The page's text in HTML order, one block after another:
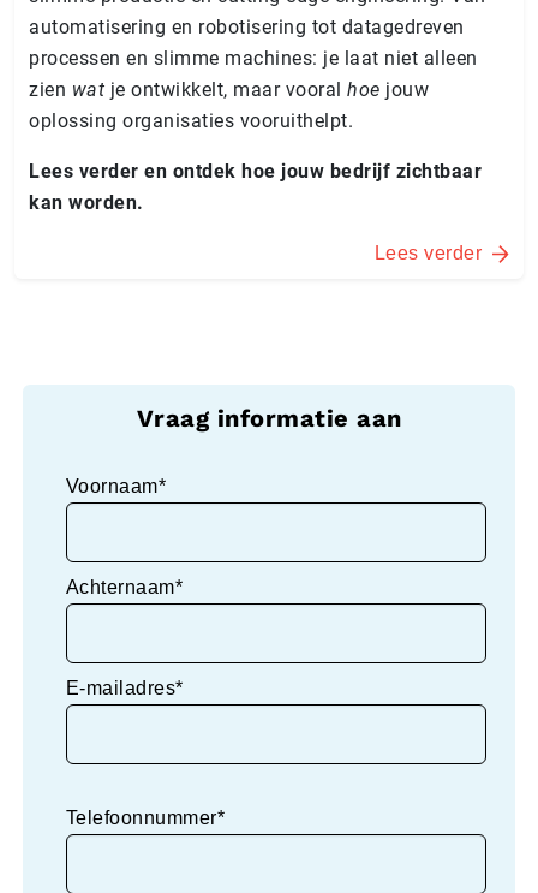
automatisering en robotisering tot datagedreven
processen en slimme machines: je laat niet alleen
zien wat je ontwikkelt, maar vooral hoe jouw
oplossing organisaties vooruithelpt.
Lees verder en ontdek hoe jouw bedrijf zichtbaar
kan worden.
Lees verder
Vraag informatie aan
Voornaam*
Achternaam*
E-mailadres*
Telefoonnummer*